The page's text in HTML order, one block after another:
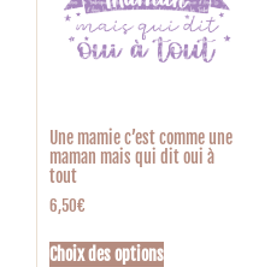
Une mamie c’est comme une
maman mais qui dit oui à
tout
6,50€
Choix des options